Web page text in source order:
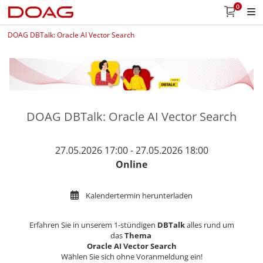
0
DOAG DBTalk: Oracle AI Vector Search
DOAG DBTalk: Oracle AI Vector Search
27.05.2026 17:00 - 27.05.2026 18:00
Online
Kalendertermin herunterladen
Erfahren Sie in unserem 1-stündigen DBTalkalles rund um
dasThema
Oracle AI Vector Search
Wählen Sie sich ohne Voranmeldung ein!